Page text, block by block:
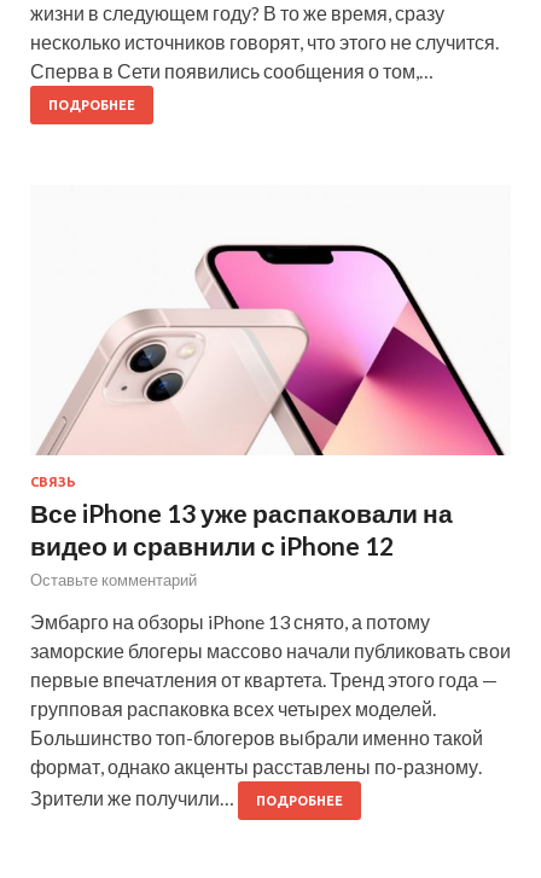
жизни в следующем году? В то же время, сразу
несколько источников говорят, что этого не случится.
Сперва в Сети появились сообщения о том,…
ПОДРОБНЕЕ
СВЯЗЬ
Все iPhone 13 уже распаковали на
видео и сравнили с iPhone 12
Оставьте комментарий
Эмбарго на обзоры iPhone 13 снято, а потому
заморские блогеры массово начали публиковать свои
первые впечатления от квартета. Тренд этого года —
групповая распаковка всех четырех моделей.
Большинство топ-блогеров выбрали именно такой
формат, однако акценты расставлены по-разному.
Зрители же получили…
ПОДРОБНЕЕ